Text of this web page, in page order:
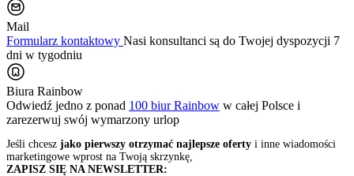
Mail
Formularz kontaktowy Nasi konsultanci są do Twojej dyspozycji 7
dni w tygodniu
Biura Rainbow
Odwiedź jedno z ponad 100 biur Rainbow w całej Polsce i
zarezerwuj swój wymarzony urlop
Jeśli chcesz jako pierwszy otrzymać najlepsze oferty i inne wiadomości
marketingowe wprost na Twoją skrzynkę,
ZAPISZ SIĘ NA NEWSLETTER: